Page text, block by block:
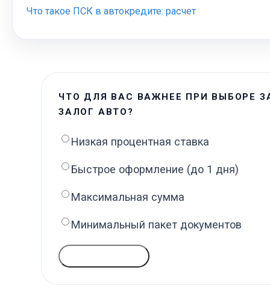
Что такое ПСК в автокредите: расчет
ЧТО ДЛЯ ВАС ВАЖНЕЕ ПРИ ВЫБОРЕ
ЗАЛОГ АВТО?
Низкая процентная ставка
Быстрое оформление (до 1 дня)
Максимальная сумма
Минимальный пакет документов